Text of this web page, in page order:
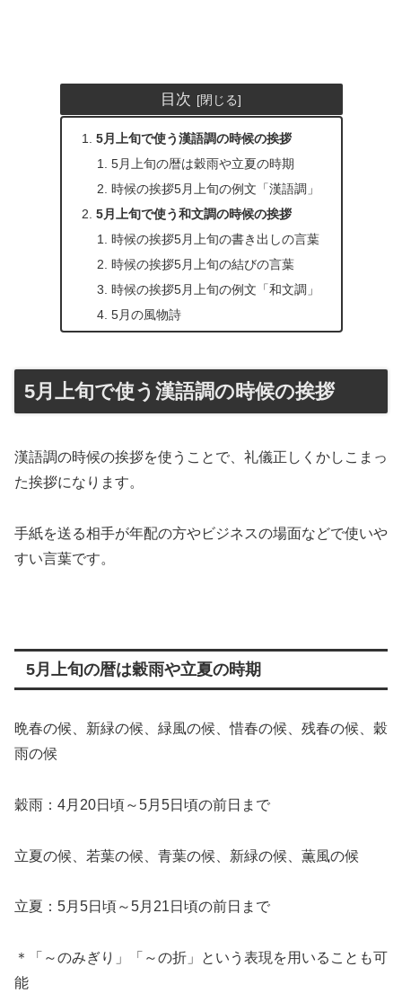
目次
5月上旬で使う漢語調の時候の挨拶
5月上旬の暦は穀雨や立夏の時期
時候の挨拶5月上旬の例文「漢語調」
5月上旬で使う和文調の時候の挨拶
時候の挨拶5月上旬の書き出しの言葉
時候の挨拶5月上旬の結びの言葉
時候の挨拶5月上旬の例文「和文調」
5月の風物詩
5月上旬で使う漢語調の時候の挨拶
漢語調の時候の挨拶を使うことで、礼儀正しくかしこまっ
た挨拶になります。
手紙を送る相手が年配の方やビジネスの場面などで使いや
すい言葉です。
5月上旬の暦は穀雨や立夏の時期
晩春の候、新緑の候、緑風の候、惜春の候、残春の候、穀
雨の候
穀雨：4月20日頃～5月5日頃の前日まで
立夏の候、若葉の候、青葉の候、新緑の候、薫風の候
立夏：5月5日頃～5月21日頃の前日まで
＊「～のみぎり」「～の折」という表現を用いることも可
能